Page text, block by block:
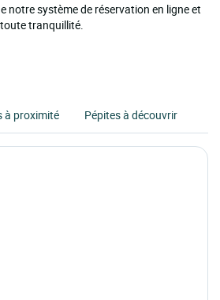
notre système de réservation en ligne et
tranquillité.
à proximité Pépites à découvrir